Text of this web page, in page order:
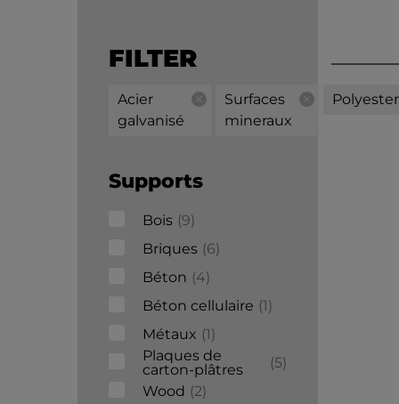
FILTER
Acier
galvanisé
Surfaces
mineraux
Polyester
Supports
Bois 9
Briques 6
Béton
4
Béton cellulaire 1
Métaux 1
Plaques de
carton-plâtres
5
Wood
2